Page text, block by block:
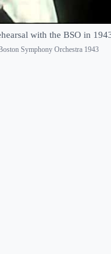
with the BSO in
Symphony Orchestra 1943